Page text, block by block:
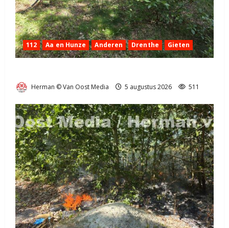
112 Aa en Hunze Anderen Drenthe Gieten
Herman © Van Oost Media 5 augustus 2026 511